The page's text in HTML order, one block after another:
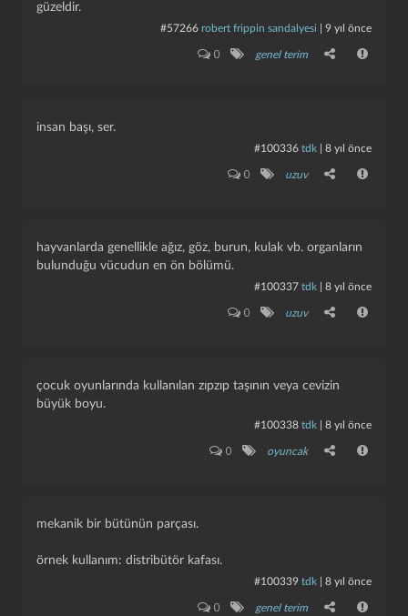
güzeldir.
#57266 robert frippin sandalyesi 9 yıl önce
0 genel terim
i̇nsan başı, ser.
#100336 tdk 8 yıl önce
0 uzuv
hayvanlarda genellikle ağız, göz, burun, kulak vb. organların
bulunduğu vücudun en ön bölümü.
#100337 tdk 8 yıl önce
0 uzuv
çocuk oyunlarında kullanılan zıpzıp taşının veya cevizin
büyük boyu.
#100338 tdk 8 yıl önce
0 oyuncak
mekanik bir bütünün parçası.
örnek kullanım: distribütör kafası.
#100339 tdk 8 yıl önce
0 genel terim